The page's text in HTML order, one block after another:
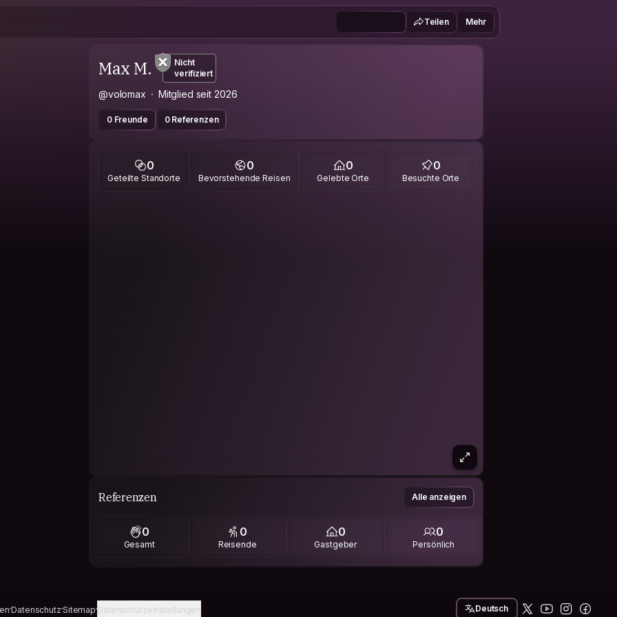
Teilen Mehr
Max M.
Nicht
verifiziert
@volomax Mitglied seit 2026
0 Freunde 0 Referenzen
0
Geteilte Standorte
0
Bevorstehende Reisen
0
Gelebte Orte
0
Besuchte Orte
Referenzen Alle anzeigen
0
Gesamt
0
Reisende
0
Gastgeber
0
Persönlich
DatenschutzSitemapDatenschutzeinstellungen Deutsch